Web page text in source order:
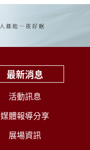
最新消息
活動訊息
媒體報導分享
展場資訊